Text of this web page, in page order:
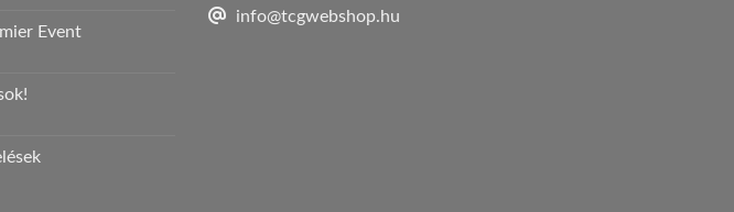
Event
info@tcgwebshop.hu